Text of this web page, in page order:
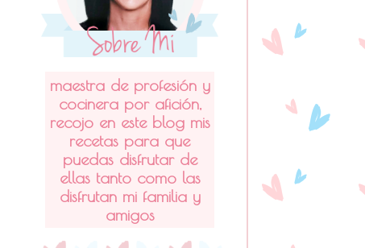
maestra de profesión y
cocinera por afición,
recojo en este blog mis
recetas para que
puedas disfrutar de
ellas tanto como las
disfrutan mi familia y
amigos